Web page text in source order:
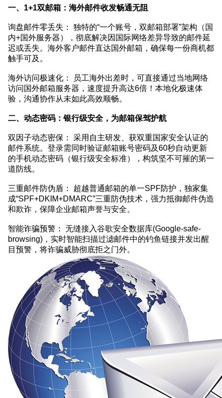
一、1+1双邮箱：海外邮件收发畅通无阻
询盘邮件零丢失： 独特的“一个账号，双邮箱部署”架构（国
内+国外服务器），彻底解决因国际网络差异导致的邮件延
迟或丢失。海外客户邮件直达国外邮箱，确保每一份商机都
触手可及。
海外访问极速化： 员工海外出差时，可直接通过当地网络
访问国外邮箱服务器，速度提升高达6倍！本地化极速体
验，沟通协作从未如此高效顺畅。
二、动态密码：银行级安全，为邮箱保驾护航
双因子动态密保： 采用自主研发、获双重国家安全认证的
邮件系统。登录需同时验证邮箱账号密码及60秒自动更新
的手机动态密码（银行级安全标准），构筑坚不可摧的第一
道防线。
三重邮件防伪盾： 超越普通邮箱的单一SPF防护，独家集
成“SPF+DKIM+DMARC”三重防伪技术，强力抵御邮件伪造
和欺诈，保障企业邮箱声誉与安全。
智能诈骗预警： 无缝接入谷歌安全数据库(Google-safe-
browsing)，实时智能扫描过滤邮件中的钓鱼链接并发出醒
目预警，将诈骗威胁彻底拒之门外。